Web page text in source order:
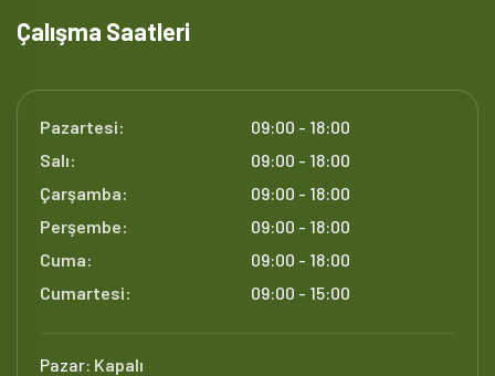
Çalışma Saatleri
Pazartesi:
09:00 - 18:00
Salı:
09:00 - 18:00
Çarşamba:
09:00 - 18:00
Perşembe:
09:00 - 18:00
Cuma:
09:00 - 18:00
Cumartesi:
09:00 - 15:00
Pazar: Kapalı